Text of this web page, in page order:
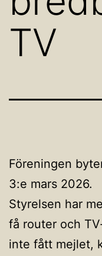
TV
Föreningen
3:e mars 2026.
Styrelsen har
få router och
inte fått mejlet,